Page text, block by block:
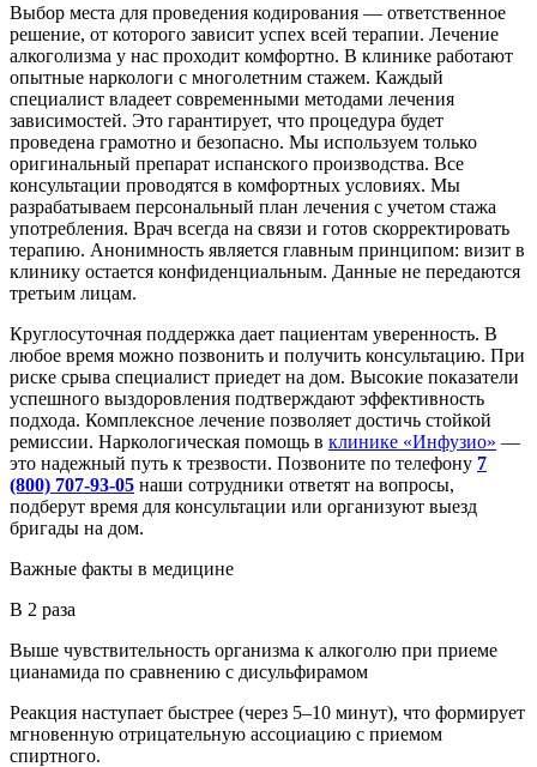
Выбор места для проведения кодирования — ответственное
решение, от которого зависит успех всей терапии. Лечение
алкоголизма у нас проходит комфортно. В клинике работают
опытные наркологи с многолетним стажем. Каждый
специалист владеет современными методами лечения
зависимостей. Это гарантирует, что процедура будет
проведена грамотно и безопасно. Мы используем только
оригинальный препарат испанского производства. Все
консультации проводятся в комфортных условиях. Мы
разрабатываем персональный план лечения с учетом стажа
употребления. Врач всегда на связи и готов скорректировать
терапию. Анонимность является главным принципом: визит в
клинику остается конфиденциальным. Данные не передаются
третьим лицам.
Круглосуточная поддержка дает пациентам уверенность. В
любое время можно позвонить и получить консультацию. При
риске срыва специалист приедет на дом. Высокие показатели
успешного выздоровления подтверждают эффективность
подхода. Комплексное лечение позволяет достичь стойкой
ремиссии. Наркологическая помощь в клинике «Инфузио» —
это надежный путь к трезвости. Позвоните по телефону 7
(800) 707-93-05 наши сотрудники ответят на вопросы,
подберут время для консультации или организуют выезд
бригады на дом.
Важные факты в медицине
В 2 раза
Выше чувствительность организма к алкоголю при приеме
цианамида по сравнению с дисульфирамом
Реакция наступает быстрее (через 5–10 минут), что формирует
мгновенную отрицательную ассоциацию с приемом
спиртного.